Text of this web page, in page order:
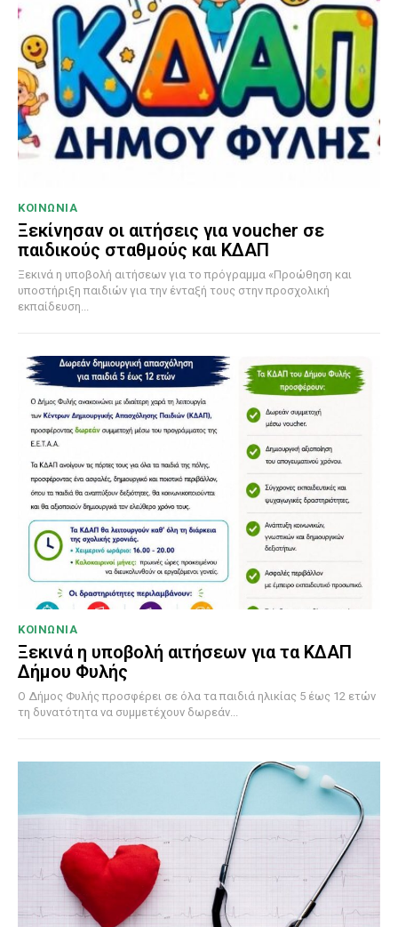
ΚΟΙΝΩΝΙΑ
Ξεκίνησαν οι αιτήσεις για voucher σε
παιδικούς σταθμούς και ΚΔΑΠ
Ξεκινά η υποβολή αιτήσεων για το πρόγραμμα «Προώθηση και
υποστήριξη παιδιών για την ένταξή τους στην προσχολική
εκπαίδευση...
ΚΟΙΝΩΝΙΑ
Ξεκινά η υποβολή αιτήσεων για τα ΚΔΑΠ
Δήμου Φυλής
Ο Δήμος Φυλής προσφέρει σε όλα τα παιδιά ηλικίας 5 έως 12 ετών
τη δυνατότητα να συμμετέχουν δωρεάν...